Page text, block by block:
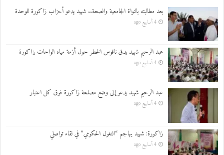
بعد مطالبته بالنواة الجامعية والصحة.. شهيد يدعو أحزاب زاكورة للوحدة
4 أسابيع ago
عبد الرحيم شهيد يدق ناقوس الخطر حول أزمة مياه الواحات بزاكورة
4 أسابيع ago
عبد الرحيم شهيد يدعو إلى وضع مصلحة زاكورة فوق كل اعتبار
4 أسابيع ago
زاكورة: شهيد يهاجم “التغول الحكومي” في لقاء تواصلي
4 أسابيع ago